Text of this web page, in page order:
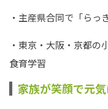
・主産県合同で「らっ
・東京・大阪・京都の
食育学習
家族が笑顔で元